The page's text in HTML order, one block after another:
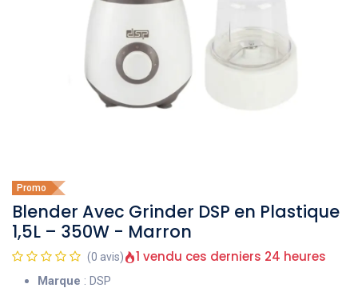
Promo
Blender Avec Grinder DSP en Plastique
1,5L – 350W - Marron
(0 avis) 1 vendu ces derniers 24 heures
Marque : DSP